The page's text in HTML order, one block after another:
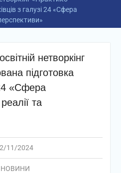
з галузі 24 «Сфера
нетворкінг
підготовка
«Сфера
та
11/2024
НОВИНИ